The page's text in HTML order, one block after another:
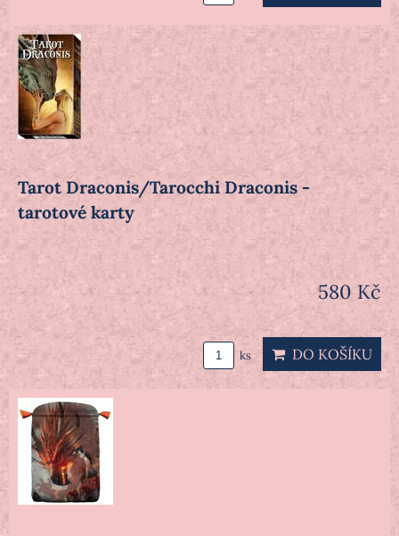
Tarot Draconis/Tarocchi Draconis -
tarotové karty
580 Kč
ks DO KOŠÍKU